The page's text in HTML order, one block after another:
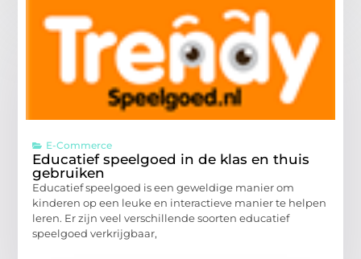
E-Commerce
Educatief speelgoed in de klas en thuis
gebruiken
Educatief speelgoed is een geweldige manier om
kinderen op een leuke en interactieve manier te helpen
leren. Er zijn veel verschillende soorten educatief
speelgoed verkrijgbaar,